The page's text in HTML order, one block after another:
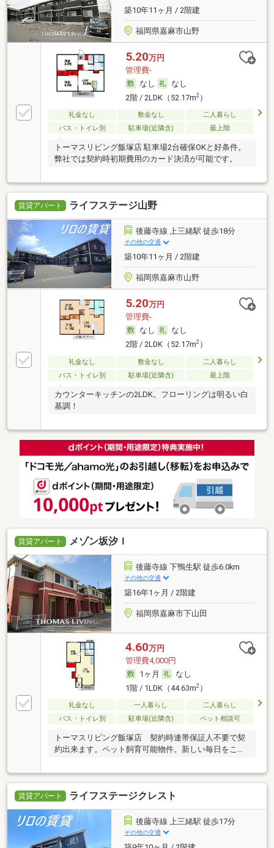
築10年11ヶ月 / 2階建
福岡県嘉麻市山野
5.20万円
管理費-
なし
なし
2階 / 2LDK（52.17m2）
礼金なし 敷金なし
二人暮らし
バス・トイレ別
駐車場(近隣含) 最上階
トーマスリビング飯塚店 駐車場2台確保OKと好条件。
弊社では契約時初期費用のカード決済が可能です。
賃貸アパート ライフステージ山野
後藤寺線 上三緒駅 徒歩18分
その他の交通
築10年11ヶ月 / 2階建
福岡県嘉麻市山野
5.20万円
管理費-
なし
なし
2階 / 2LDK（52.17m2）
礼金なし 敷金なし
二人暮らし
バス・トイレ別
駐車場(近隣含) 最上階
カウンターキッチンの2LDK。フローリングは明るい白
基調！
賃貸アパート メゾン坂汐Ｉ
後藤寺線 下鴨生駅 徒歩6.0km
その他の交通
築16年1ヶ月 / 2階建
福岡県嘉麻市下山田
4.60万円
管理費4,000円
1ヶ月
なし
1階 / 1LDK（44.63m2）
礼金なし 一人暮らし
二人暮らし
バス・トイレ別
駐車場(近隣含) ペット相談可
トーマスリビング飯塚店 契約時連帯保証人不要で契
約出来ます。ペット飼育可能物件。新しい毎日をここ
賃貸アパート ライフステージクレスト
後藤寺線 上三緒駅 徒歩17分
その他の交通